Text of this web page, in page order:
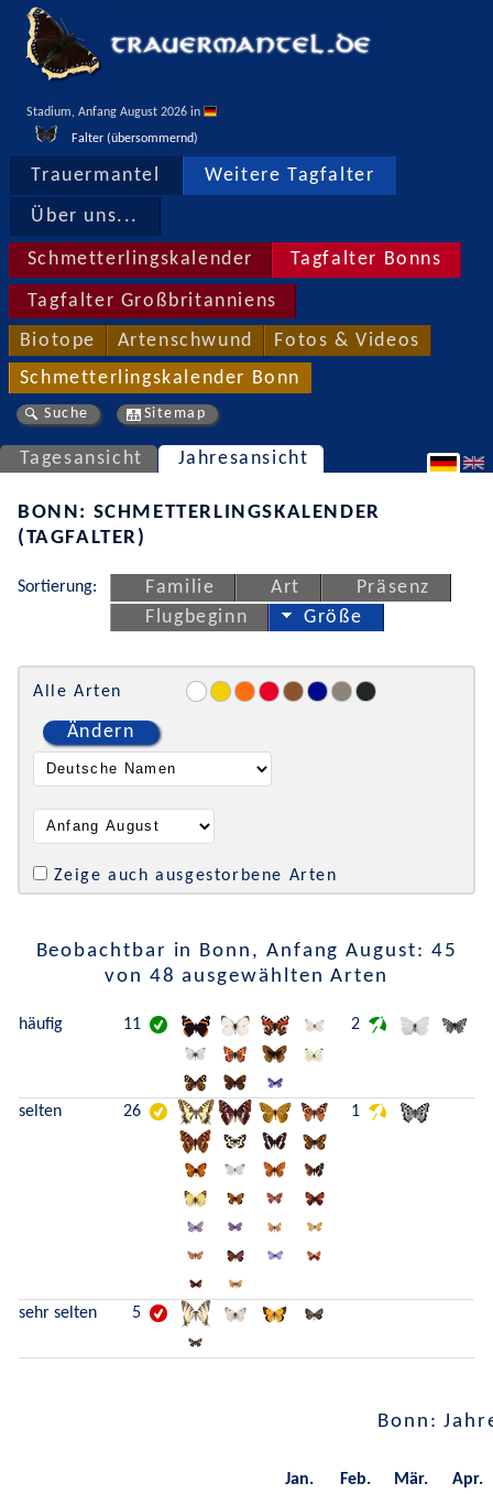
Stadium, Anfang August 2026 in
Falter (übersommernd)
Trauermantel Weitere Tagfalter
Über uns...
Schmetterlingskalender Tagfalter Bonns
Tagfalter Großbritanniens
Biotope Artenschwund Fotos & Videos
Schmetterlingskalender Bonn
Suche Sitemap
Tagesansicht Jahresansicht
BONN: SCHMETTERLINGSKALENDER
(TAGFALTER)
Sortierung: Familie Art
Präsenz
Flugbeginn
Größe
Alle Arten
Ändern
Zeige auch ausgestorbene Arten
Beobachtbar in Bonn, Anfang August: 45
von 48 ausgewählten Arten
häufig 11 2
selten 26 1
sehr selten 5
Bonn:
Jan. Feb. Mär. Apr.